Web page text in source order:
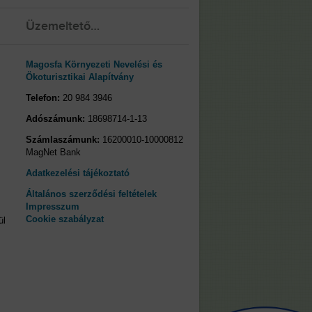
Üzemeltető…
Magosfa Környezeti Nevelési és
Ökoturisztikai Alapítvány
Telefon: 20 984 3946
Adószámunk: 18698714-1-13
Számlaszámunk: 16200010-10000812
MagNet Bank
Adatkezelési tájékoztató
Általános szerződési feltételek
Impresszum
Cookie szabályzat